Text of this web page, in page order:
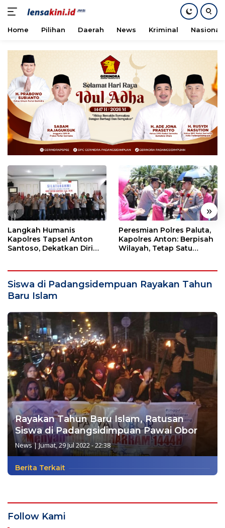
konten
Home Pilihan Daerah News Kriminal Nasional
« »
Langkah Humanis
Kapolres Tapsel Anton
Santoso, Dekatkan Diri
Peresmian Polres Paluta,
Kapolres Anton: Berpisah
Wilayah, Tetap Satu
Siswa di Padangsidempuan Rayakan Tahun
Baru Islam
Rayakan Tahun Baru Islam, Ratusan
Siswa di Padangsidimpuan Pawai Obor
News|Jumat, 29 Jul 2022 - 22:38
Berita Terkait
Follow Kami